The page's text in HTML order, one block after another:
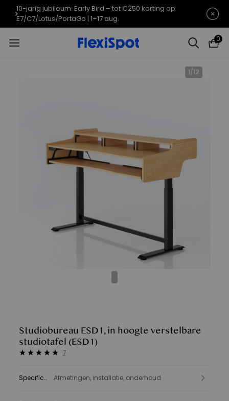
10-jarig jubileumaanbod | E7 Plus
vanaf €399,99
Eindigt in 10d : 19
0
1/12
Studiobureau ESD1, in hoogte verstelbare
studiotafel (ESD1)
7
Specificatie :
Afmetingen, installatie, onderhoud